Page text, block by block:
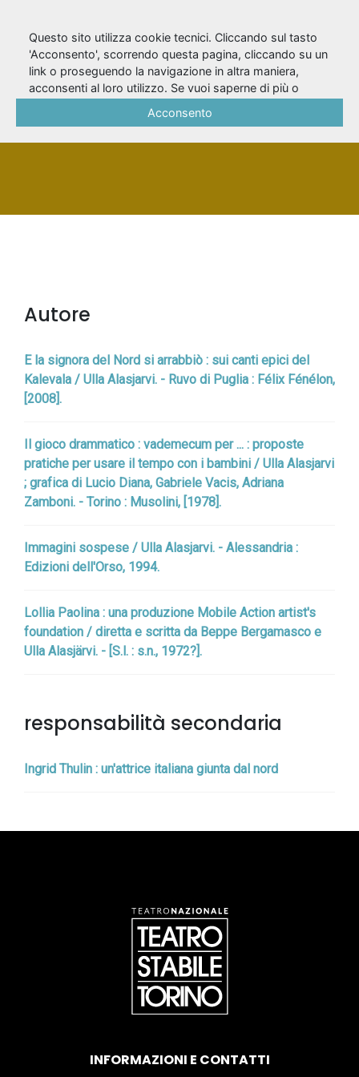
Alasjarvi, Ulla
PERSONA
Autore
E la signora del Nord si arrabbiò : sui canti epici del
Kalevala / Ulla Alasjarvi. - Ruvo di Puglia : Félix Fénélon,
[2008].
Il gioco drammatico : vademecum per ... : proposte
pratiche per usare il tempo con i bambini / Ulla Alasjarvi
; grafica di Lucio Diana, Gabriele Vacis, Adriana
Zamboni. - Torino : Musolini, [1978].
Immagini sospese / Ulla Alasjarvi. - Alessandria :
Edizioni dell'Orso, 1994.
Lollia Paolina : una produzione Mobile Action artist's
foundation / diretta e scritta da Beppe Bergamasco e
Ulla Alasjärvi. - [S.l. : s.n., 1972?].
responsabilità secondaria
Ingrid Thulin : un'attrice italiana giunta dal nord
INFORMAZIONI E CONTATTI
Questo sito utilizza cookie tecnici. Cliccando sul tasto
'Acconsento', scorrendo questa pagina, cliccando su un
link o proseguendo la navigazione in altra maniera,
acconsenti al loro utilizzo. Se vuoi saperne di più o
Acconsento